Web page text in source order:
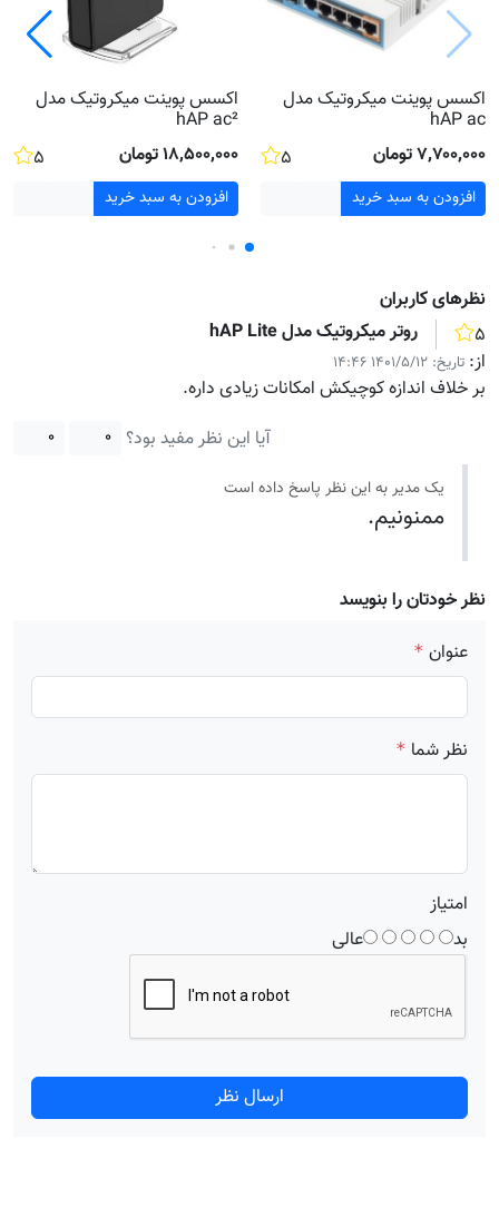
اکسس پوینت میکروتیک مدل
hAP ac
۵
۷٬۷۰۰٬۰۰۰ تومان
افزودن به سبد خرید
اکسس پوینت میکروتیک مدل
hAP ac²
۵
۱۸٬۵۰۰٬۰۰۰ تومان
افزودن به سبد خرید
نظر‌های کاربران
۵
روتر میکروتیک مدل hAP Lite
از: تاریخ: ۱۴۰۱/۵/۱۲ ۱۴:۴۶
بر خلاف اندازه کوچیکش امکانات زیادی داره.
آیا این نظر مفید بود؟
۰ ۰
یک مدیر به این نظر پاسخ داده است
ممنونیم.
نظر خودتان را بنویسد
عنوان *
نظر شما *
امتیاز
بد
عالی
ارسال نظر